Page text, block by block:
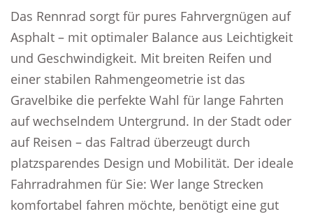
Das Rennrad sorgt für pures Fahrvergnügen auf
Asphalt – mit optimaler Balance aus Leichtigkeit
und Geschwindigkeit. Mit breiten Reifen und
einer stabilen Rahmengeometrie ist das
Gravelbike die perfekte Wahl für lange Fahrten
auf wechselndem Untergrund. In der Stadt oder
auf Reisen – das Faltrad überzeugt durch
platzsparendes Design und Mobilität. Der ideale
Fahrradrahmen für Sie: Wer lange Strecken
komfortabel fahren möchte, benötigt eine gut